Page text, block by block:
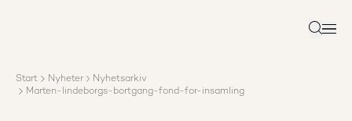
Rapporter
Sök
Start Nyheter
Nyhetsarkiv
Marten-lindeborgs-bortgang-fond-for-insamling